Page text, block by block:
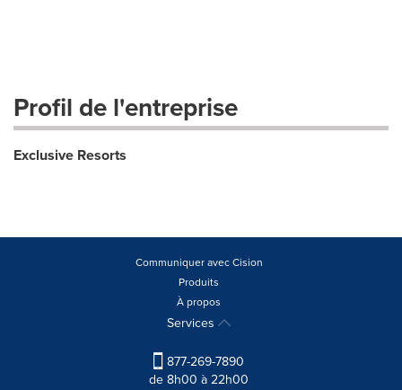
Profil de l'entreprise
Exclusive Resorts
Communiquer avec Cision
Produits
À propos
Services
877-269-7890
de 8h00 à 22h00